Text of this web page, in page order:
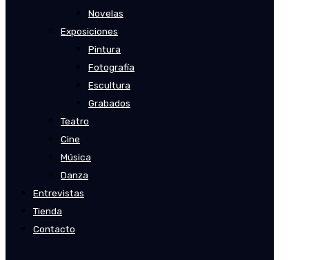
Novelas
Exposiciones
Pintura
Fotografía
Escultura
Grabados
Teatro
Cine
Música
Danza
Entrevistas
Tienda
Contacto